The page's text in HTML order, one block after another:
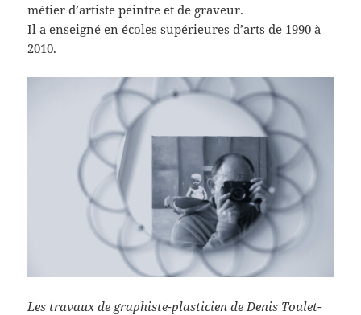
métier d’artiste peintre et de graveur.
Il a enseigné en écoles supérieures d’arts de 1990 à
2010.
Les travaux de graphiste-plasticien de Denis Toulet-